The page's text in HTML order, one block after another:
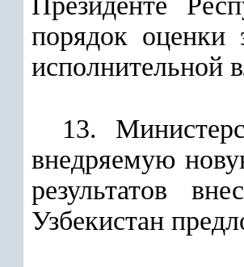
порядок оценки
исполнительной
13.
внедряемую
результатов
Узбекистан